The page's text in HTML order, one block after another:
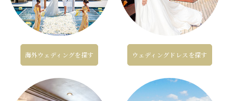
海外ウェディングを探す ウェディングドレスを探す